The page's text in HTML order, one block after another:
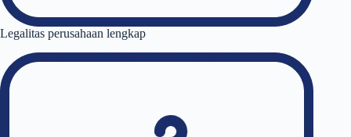
Legalitas perusahaan lengkap